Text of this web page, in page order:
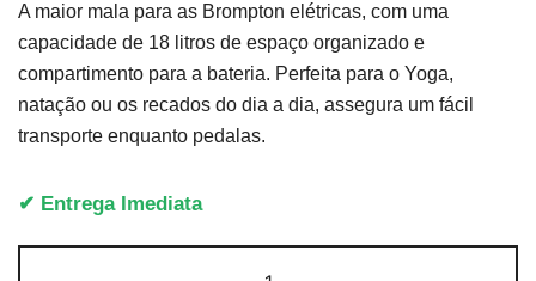
A maior mala para as Brompton elétricas, com uma
capacidade de 18 litros de espaço organizado e
compartimento para a bateria. Perfeita para o Yoga,
natação ou os recados do dia a dia, assegura um fácil
transporte enquanto pedalas.
✔ Entrega Imediata